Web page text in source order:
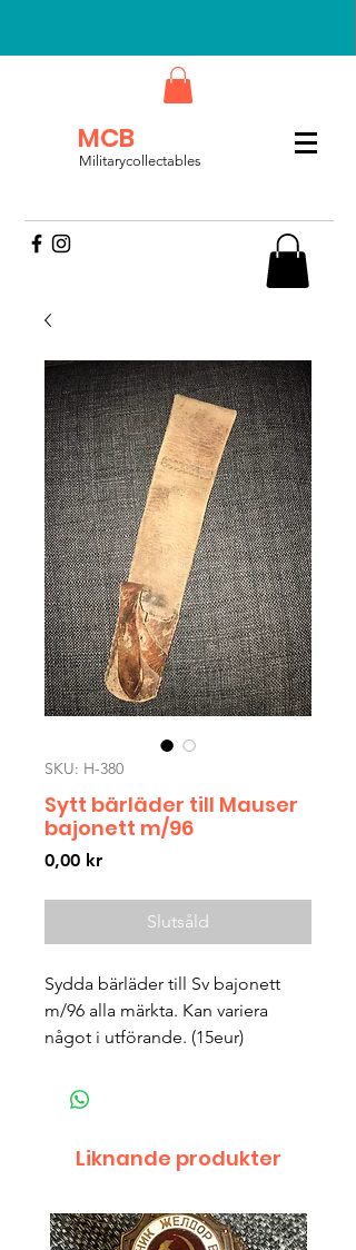
MCB
Militarycollectables
SKU: H-380
Sytt bärläder till Mauser
bajonett m/96
0,00 krPris
Slutsåld
Sydda bärläder till Sv bajonett
m/96 alla märkta. Kan variera
något i utförande. (15eur)
Liknande produkter